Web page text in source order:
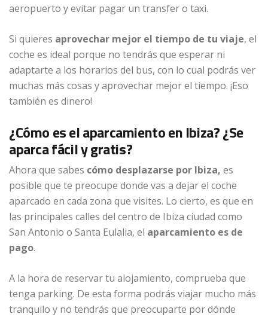
aeropuerto y evitar pagar un transfer o taxi.
Si quieres aprovechar mejor el tiempo de tu viaje, el
coche es ideal porque no tendrás que esperar ni
adaptarte a los horarios del bus, con lo cual podrás ver
muchas más cosas y aprovechar mejor el tiempo. ¡Eso
también es dinero!
¿Cómo es el aparcamiento en Ibiza? ¿Se
aparca fácil y gratis?
Ahora que sabes cómo desplazarse por Ibiza, es
posible que te preocupe donde vas a dejar el coche
aparcado en cada zona que visites. Lo cierto, es que en
las principales calles del centro de Ibiza ciudad como
San Antonio o Santa Eulalia, el aparcamiento es de
pago.
A la hora de reservar tu alojamiento, comprueba que
tenga parking. De esta forma podrás viajar mucho más
tranquilo y no tendrás que preocuparte por dónde